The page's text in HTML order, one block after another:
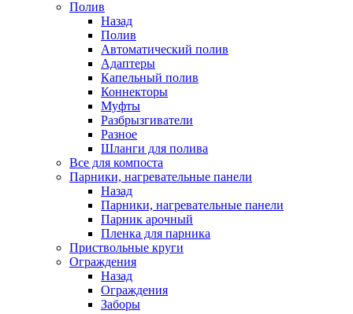
Полив
Назад
Полив
Автоматический полив
Адаптеры
Капельный полив
Коннекторы
Муфты
Разбрызгиватели
Разное
Шланги для полива
Все для компоста
Парники, нагревательные панели
Назад
Парники, нагревательные панели
Парник арочный
Пленка для парника
Приствольные круги
Ограждения
Назад
Ограждения
Заборы